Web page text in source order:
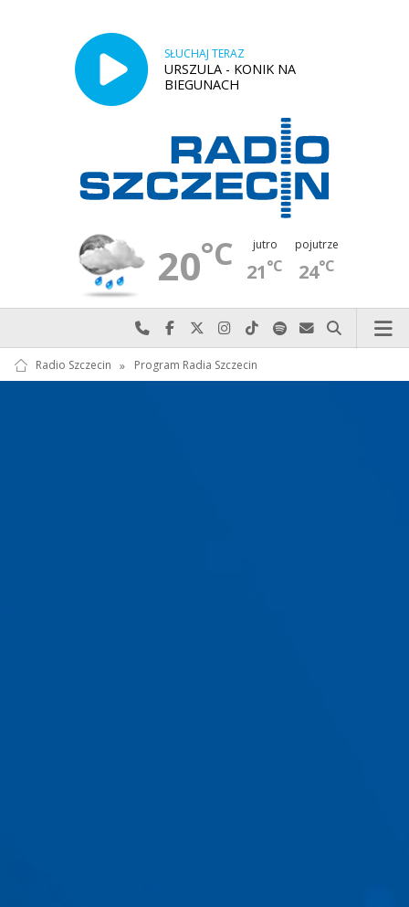
SŁUCHAJ TERAZ
URSZULA - KONIK NA
BIEGUNACH
20°C jutro
21°C
pojutrze
24°C
Najlepiej po prostu do nas zadzwoń
Odwiedź nas na Facebook-u
Odwiedź nas na X
Odwiedź nas na Instagram-ie
Odwiedź nas na TikTok-u
Szukaj nas na Spotify
Wyślij do nas
Szukaj
Radio Szczecin » Program Radia Szczecin